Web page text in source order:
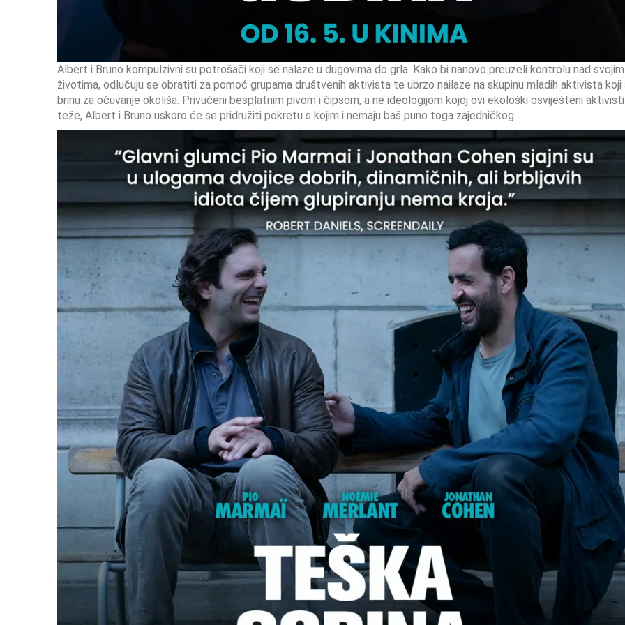
Albert i Bruno kompulzivni su potrošači koji se nalaze u dugovima do grla. Kako bi nanovo preuzeli kontrolu nad svojim
životima, odlučuju se obratiti za pomoć grupama društvenih aktivista te ubrzo nailaze na skupinu mladih aktivista koji
brinu za očuvanje okoliša. Privučeni besplatnim pivom i čipsom, a ne ideologijom kojoj ovi ekološki osviješteni aktivisti
teže, Albert i Bruno uskoro će se pridružiti pokretu s kojim i nemaju baš puno toga zajedničkog…